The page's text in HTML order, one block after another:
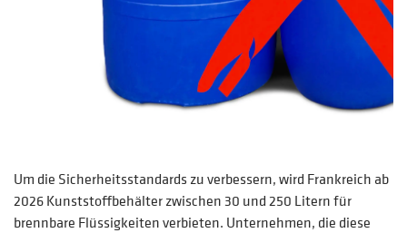
Um die Sicherheitsstandards zu verbessern, wird Frankreich ab
2026 Kunststoffbehälter zwischen 30 und 250 Litern für
brennbare Flüssigkeiten verbieten. Unternehmen, die diese